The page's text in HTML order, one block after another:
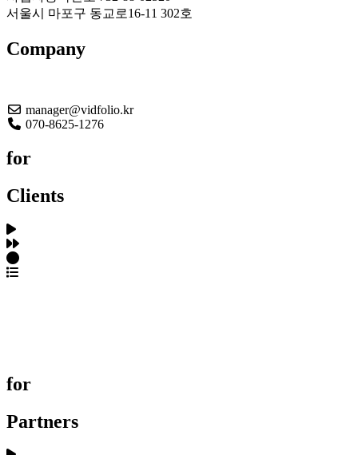
서울시 마포구 동교로16-11 302호
Company
manager@vidfolio.kr
070-8625-1276
for
Clients
for
Partners